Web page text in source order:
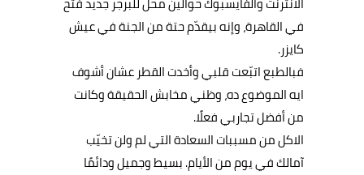
فيالقاهرة،وإنهبيقدّمحتةمنالجنةفيعيش
كايزر.
فبالطبعاتبّعتقلبيوأخدتالقطرعشانأشوف
ايهالموضوعده،وظنيمخابشالحقيقةوكانت
منأفضلتجاربيفعلًا.
الاكلمنمسبباتالسعادةالتيلمولنتخيّب
آمالكفييوممنالأيام.بسيطوجميلودائمًا